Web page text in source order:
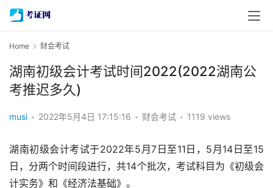
Home 财会考试
湖南初级会计考试时间2022(2022湖南公
考推迟多久)
musi • 2022年5月4日 17:15:16 • 财会考试 • 1119 views
湖南初级会计考试于2022年5月7日至11日，5月14日至15
日，分两个时间段进行，共14个批次，考试科目为《初级会
计实务》和《经济法基础》。